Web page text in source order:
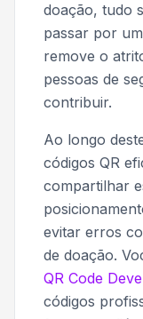
doação, tudo
passar por
remove o
pessoas de
contribuir.
Ao longo
códigos QR
compartilhar
evitar erros
de doação.
QR Code
códigos